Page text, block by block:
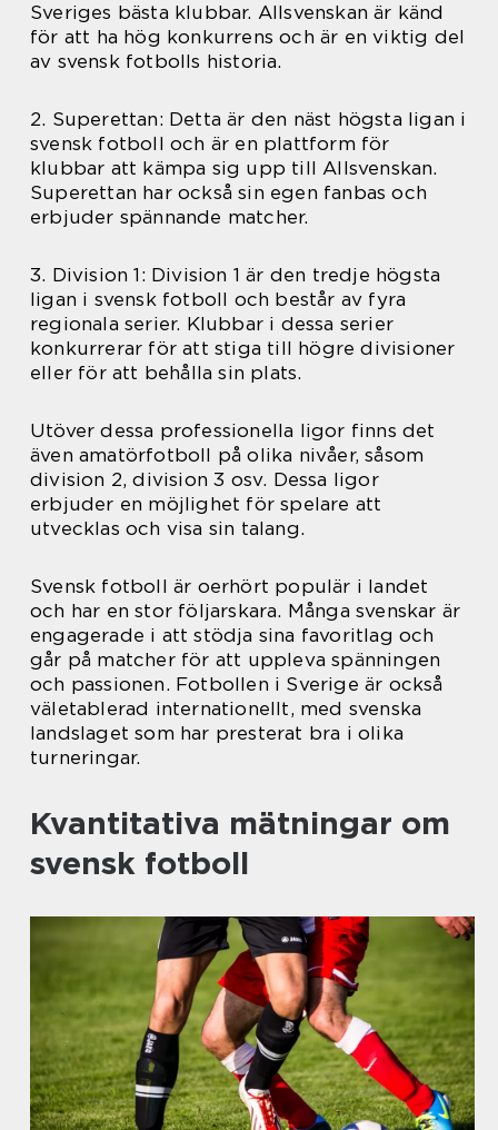
Sveriges bästa klubbar. Allsvenskan är känd
för att ha hög konkurrens och är en viktig del
av svensk fotbolls historia.
2. Superettan: Detta är den näst högsta ligan i
svensk fotboll och är en plattform för
klubbar att kämpa sig upp till Allsvenskan.
Superettan har också sin egen fanbas och
erbjuder spännande matcher.
3. Division 1: Division 1 är den tredje högsta
ligan i svensk fotboll och består av fyra
regionala serier. Klubbar i dessa serier
konkurrerar för att stiga till högre divisioner
eller för att behålla sin plats.
Utöver dessa professionella ligor finns det
även amatörfotboll på olika nivåer, såsom
division 2, division 3 osv. Dessa ligor
erbjuder en möjlighet för spelare att
utvecklas och visa sin talang.
Svensk fotboll är oerhört populär i landet
och har en stor följarskara. Många svenskar är
engagerade i att stödja sina favoritlag och
går på matcher för att uppleva spänningen
och passionen. Fotbollen i Sverige är också
väletablerad internationellt, med svenska
landslaget som har presterat bra i olika
turneringar.
Kvantitativa mätningar om
svensk fotboll